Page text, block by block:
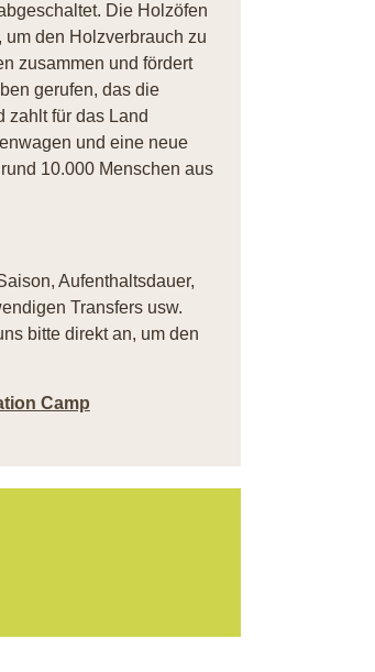
Die Holzöfen
den Holzverbrauch zu
zusammen und fördert
gerufen, das die
zahlt für das Land
und eine neue
10.000 Menschen aus
Aufenthaltsdauer,
Transfers usw.
bitte direkt an, um den
Camp